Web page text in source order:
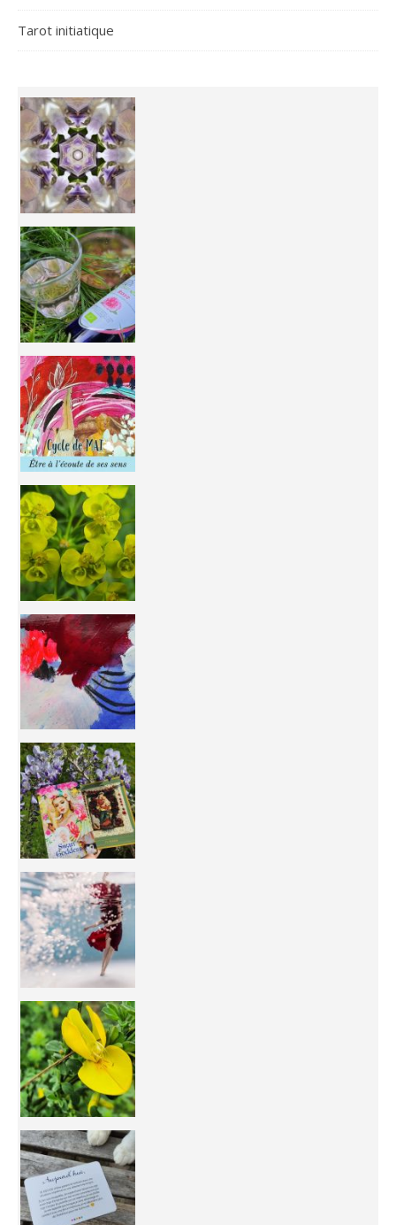
Tarot initiatique
Inhabit your body and understand its
You're
50/50 OR 100/100 ? The day after Ascension, w